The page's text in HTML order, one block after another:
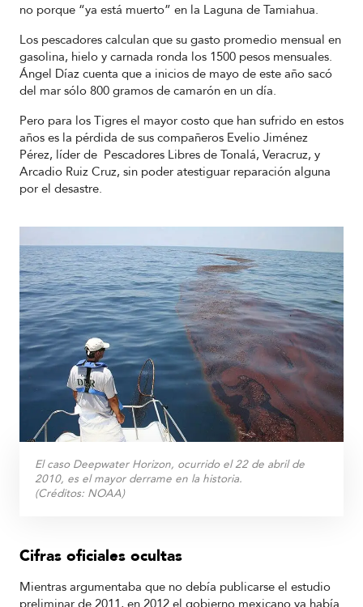
no porque “ya está muerto” en la Laguna de Tamiahua.
Los pescadores calculan que su gasto promedio mensual en
gasolina, hielo y carnada ronda los 1500 pesos mensuales.
Ángel Díaz cuenta que a inicios de mayo de este año sacó
del mar sólo 800 gramos de camarón en un día.
Pero para los Tigres el mayor costo que han sufrido en estos
años es la pérdida de sus compañeros Evelio Jiménez
Pérez, líder de Pescadores Libres de Tonalá, Veracruz, y
Arcadio Ruiz Cruz, sin poder atestiguar reparación alguna
por el desastre.
El caso Deepwater Horizon, ocurrido el 22 de abril de
2010, es el mayor derrame en la historia.
(Créditos: NOAA)
Cifras oficiales ocultas
Mientras argumentaba que no debía publicarse el estudio